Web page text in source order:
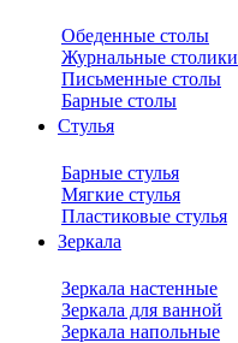
Обеденные столы
Журнальные столики
Письменные столы
Барные столы
Стулья
Барные стулья
Мягкие стулья
Пластиковые стулья
Зеркала
Зеркала настенные
Зеркала для ванной
Зеркала напольные